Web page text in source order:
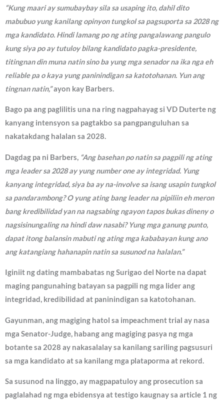
“Kung maari ay sumubaybay sila sa usaping ito, dahil dito
mabubuo yung kanilang opinyon tungkol sa pagsuporta sa 2028 ng
mga kandidato. Hindi lamang po ng ating pangalawang pangulo
kung siya po ay tutuloy bilang kandidato pagka-presidente,
titingnan din muna natin sino ba yung mga senador na ika nga eh
reliable pa o kaya yung paninindigan sa katotohanan. Yun ang
tingnan natin,”ayon kay Barbers.
Bago pa ang paglilitis una na ring nagpahayag si VD Duterte ng
kanyang intensyon sa pagtakbo sa pangpanguluhan sa
nakatakdang halalan sa 2028.
Dagdag pa ni Barbers, “Ang basehan po natin sa pagpili ng ating
mga leader sa 2028 ay yung number one ay integridad. Yung
kanyang integridad, siya ba ay na-involve sa isang usapin tungkol
sa pandarambong? O yung ating bang leader na pipiliin eh meron
bang kredibilidad yan na nagsabing ngayon tapos bukas dineny o
nagsisinungaling na hindi daw nasabi? Yung mga ganung punto,
dapat itong balansin mabuti ng ating mga kababayan kung ano
ang katangiang hahanapin natin sa susunod na halalan.”
Iginiit ng dating mambabatas ng Surigao del Norte na dapat
maging pangunahing batayan sa pagpili ng mga lider ang
integridad, kredibilidad at paninindigan sa katotohanan.
Gayunman, ang magiging hatol sa impeachment trial ay nasa
mga Senator-Judge, habang ang magiging pasya ng mga
botante sa 2028 ay nakasalalay sa kanilang sariling pagsusuri
sa mga kandidato at sa kanilang mga plataporma at rekord.
Sa susunod na linggo, ay magpapatuloy ang prosecution sa
paglalahad ng mga ebidensya at testigo kaugnay sa article 1 ng